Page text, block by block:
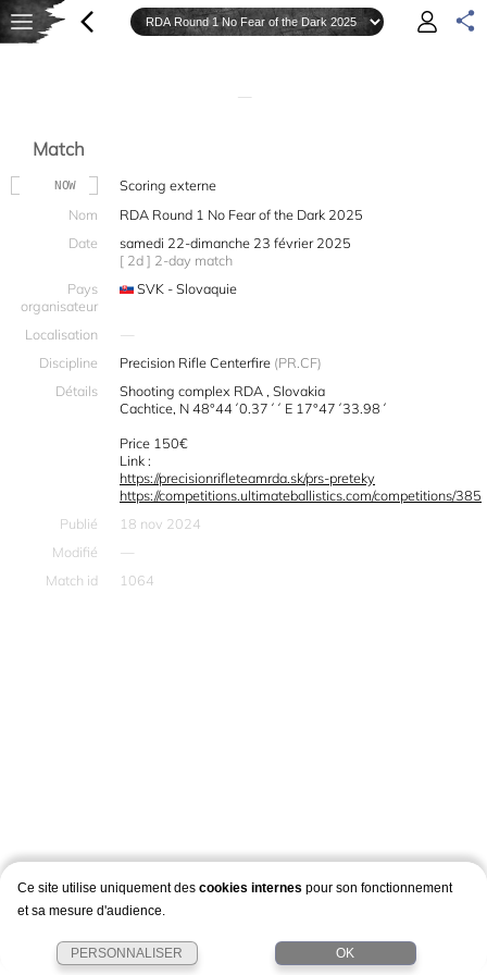
—
Match
NOW
Scoring externe
Nom
RDA Round 1 No Fear of the Dark 2025
Date
samedi 22-dimanche 23 février 2025
[ 2d ] 2-day match
Pays
organisateur
SVK - Slovaquie
Localisation
—
Discipline
Precision Rifle Centerfire (PR.CF)
Détails
Shooting complex RDA , Slovakia
Cachtice, N 48°44´0.37´´ E 17°47´33.98´
Price 150€
Link :
https://precisionrifleteamrda.sk/prs-preteky
https://competitions.ultimateballistics.com/competitions/385
Publié
18 nov 2024
Modifié
—
Match id
1064
Ce site utilise uniquement des cookies internes pour son fonctionnement
et sa mesure d'audience.
PERSONNALISER OK